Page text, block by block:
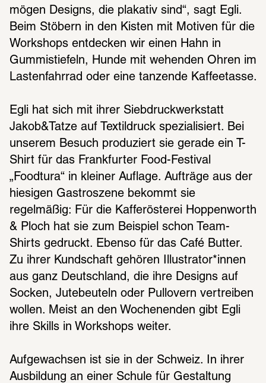
mögen Designs, die plakativ sind“, sagt Egli.
Beim Stöbern in den Kisten mit Motiven für die
Workshops entdecken wir einen Hahn in
Gummistiefeln, Hunde mit wehenden Ohren im
Egli hat sich mit ihrer Siebdruckwerkstatt
Jakob&Tatze auf Textildruck spezialisiert. Bei
unserem Besuch produziert sie gerade ein T-
Shirt für das Frankfurter Food-Festival
„Foodtura“ in kleiner Auflage. Aufträge aus der
hiesigen Gastroszene bekommt sie
regelmäßig: Für die Kafferösterei Hoppenworth
& Ploch hat sie zum Beispiel schon Team-
Shirts gedruckt. Ebenso für das Café Butter.
Zu ihrer Kundschaft gehören Illustrator*innen
aus ganz Deutschland, die ihre Designs auf
Socken, Jutebeuteln oder Pullovern vertreiben
wollen. Meist an den Wochenenden gibt Egli
ihre Skills in Workshops weiter.
Aufgewachsen ist sie in der Schweiz. In ihrer
Ausbildung an einer Schule für Gestaltung